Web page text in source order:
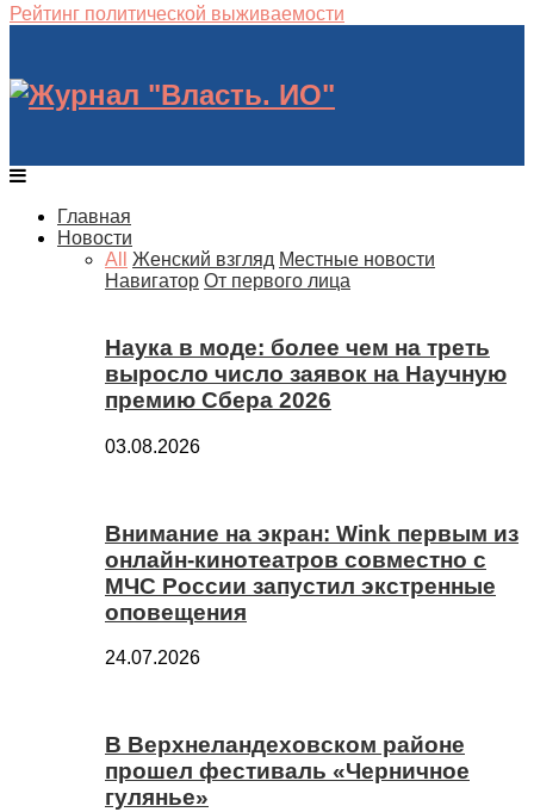
Рейтинг политической выживаемости
Главная
Новости
All
Женский взгляд Местные новости
Навигатор От первого лица
Наука в моде: более чем на треть
выросло число заявок на Научную
премию Сбера 2026
03.08.2026
Внимание на экран: Wink первым из
онлайн-кинотеатров совместно с
МЧС России запустил экстренные
оповещения
24.07.2026
В Верхнеландеховском районе
прошел фестиваль «Черничное
гулянье»